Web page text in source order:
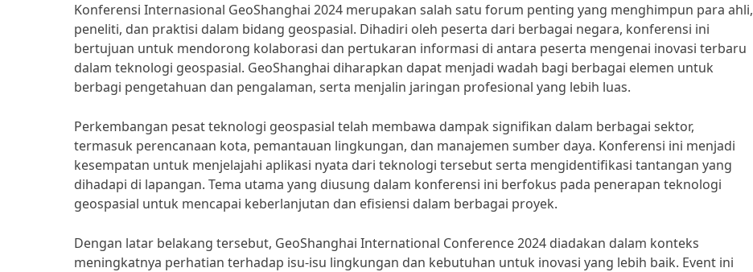
Konferensi Internasional GeoShanghai 2024 merupakan salah satu forum penting yang menghimpun para ahli,
peneliti, dan praktisi dalam bidang geospasial. Dihadiri oleh peserta dari berbagai negara, konferensi ini
bertujuan untuk mendorong kolaborasi dan pertukaran informasi di antara peserta mengenai inovasi terbaru
dalam teknologi geospasial. GeoShanghai diharapkan dapat menjadi wadah bagi berbagai elemen untuk
berbagi pengetahuan dan pengalaman, serta menjalin jaringan profesional yang lebih luas.
Perkembangan pesat teknologi geospasial telah membawa dampak signifikan dalam berbagai sektor,
termasuk perencanaan kota, pemantauan lingkungan, dan manajemen sumber daya. Konferensi ini menjadi
kesempatan untuk menjelajahi aplikasi nyata dari teknologi tersebut serta mengidentifikasi tantangan yang
dihadapi di lapangan. Tema utama yang diusung dalam konferensi ini berfokus pada penerapan teknologi
geospasial untuk mencapai keberlanjutan dan efisiensi dalam berbagai proyek.
Dengan latar belakang tersebut, GeoShanghai International Conference 2024 diadakan dalam konteks
meningkatnya perhatian terhadap isu-isu lingkungan dan kebutuhan untuk inovasi yang lebih baik. Event ini